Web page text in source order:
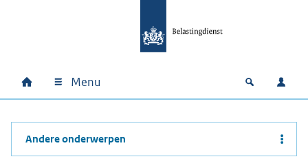
Hoofdnavigatie
Home Menu Open
Andere onderwerpen